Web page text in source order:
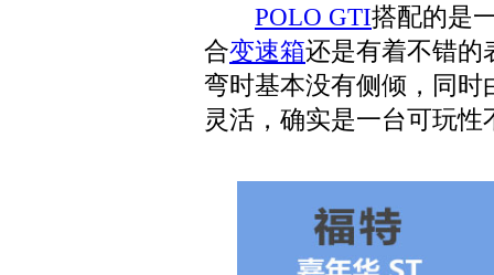
POLO GTI搭配的是
合变速箱还是有着不错的
弯时基本没有侧倾，同时
灵活，确实是一台可玩性